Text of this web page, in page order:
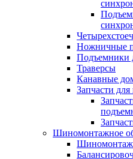
Ножничные
Подъемники
Траверсы
Канавные
Запчасти
Шиномонтажное